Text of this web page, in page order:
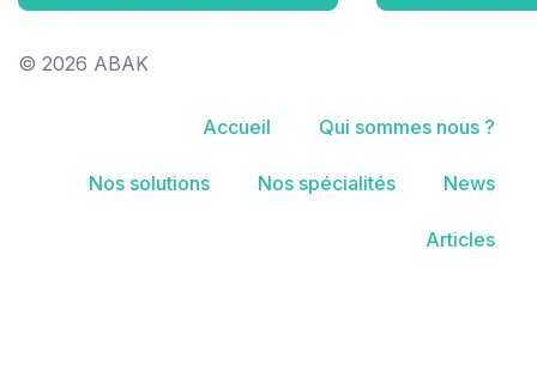
© 2026 ABAK
Accueil Qui sommes nous ?
Nos solutions Nos spécialités News
Articles